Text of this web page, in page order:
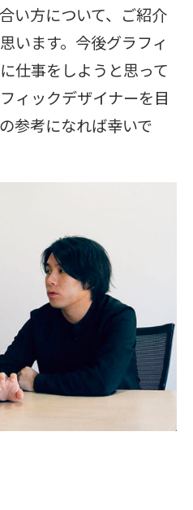
い方について、ご紹介
います。今後グラフィ
仕事をしようと思って
ィックデザイナーを目
参考になれば幸いで